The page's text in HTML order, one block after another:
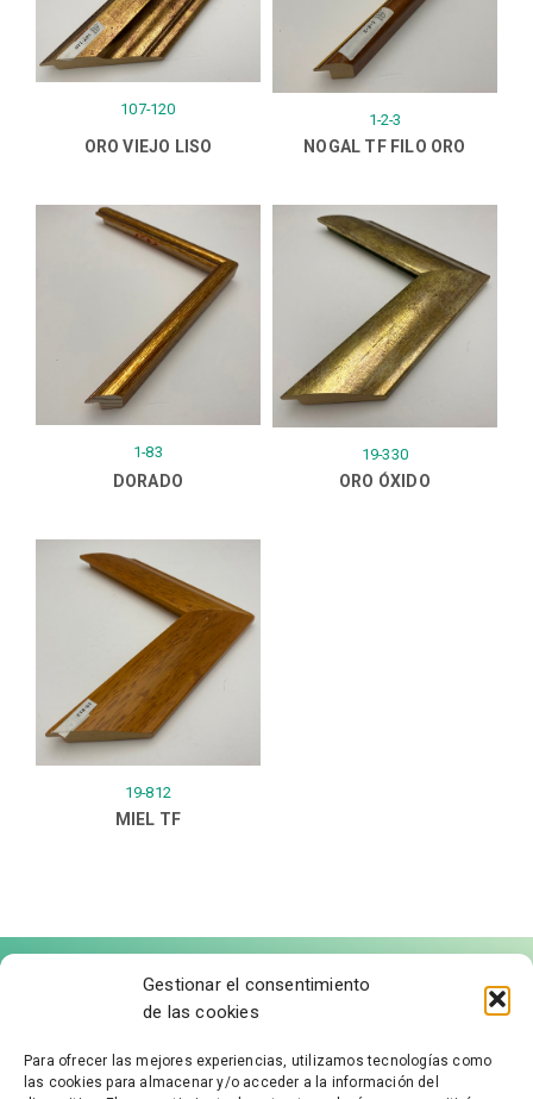
Gestionar el consentimiento
de las cookies
Para ofrecer las mejores experiencias, utilizamos tecnologías como
las cookies para almacenar y/o acceder a la información del
107-120
ORO VIEJO LISO
1-2-3
NOGAL TF FILO ORO
1-83
DORADO
19-330
ORO ÓXIDO
19-812
MIEL TF
FÁBRICA DE MOLDURAS